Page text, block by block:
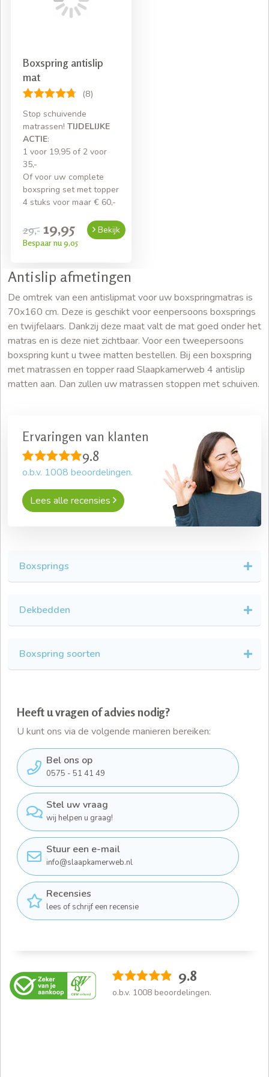
Heeft u vragen of advies nodig?
U kunt ons via de volgende manieren bereiken:
Bel ons op
0575 - 51 41 49
Stel uw vraag
wij helpen u graag!
Stuur een e-mail
info@slaapkamerweb.nl
Recensies
lees of schrijf een recensie
9.8
o.b.v. 1008 beoordelingen.
Boxspring antislip
mat
(8)
Stop schuivende
matrassen! TIJDELIJKE
ACTIE:
1 voor 19,95 of 2 voor
35,-
Of voor uw complete
boxspring set met topper
4 stuks voor maar € 60,-
29,- 19,95
Bespaar nu 9,05
Bekijk
Antislip afmetingen
De omtrek van een antislipmat voor uw boxspringmatras is
70x160 cm. Deze is geschikt voor eenpersoons boxsprings
en twijfelaars. Dankzij deze maat valt de mat goed onder het
matras en is deze niet zichtbaar. Voor een tweepersoons
boxspring kunt u twee matten bestellen. Bij een boxspring
met matrassen en topper raad Slaapkamerweb 4 antislip
matten aan. Dan zullen uw matrassen stoppen met schuiven.
Ervaringen van klanten
9.8
o.b.v. 1008 beoordelingen.
Lees alle recensies
Boxsprings
Dekbedden
Boxspring soorten